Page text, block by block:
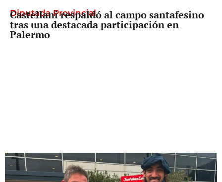
Diputada Provincial
Castellani respaldó al campo santafesino
tras una destacada participación en
Palermo